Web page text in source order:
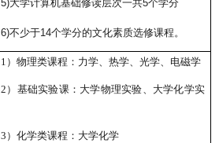
5)大学计算机基础修读层次一共5个学分
6)不少于14个学分的文化素质选修课程。
1） 物理类课程：力学、热学、光学、电磁学
2） 基础实验课：大学物理实验、大学化学实
3） 化学类课程：大学化学